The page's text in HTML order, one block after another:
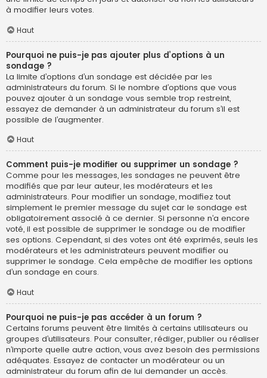
à modifier leurs votes.
Haut
Pourquoi ne puis-je pas ajouter plus d’options à un
sondage ?
La limite d’options d’un sondage est décidée par les
administrateurs du forum. Si le nombre d’options que vous
pouvez ajouter à un sondage vous semble trop restreint,
essayez de demander à un administrateur du forum s’il est
possible de l’augmenter.
Haut
Comment puis-je modifier ou supprimer un sondage ?
Comme pour les messages, les sondages ne peuvent être
modifiés que par leur auteur, les modérateurs et les
administrateurs. Pour modifier un sondage, modifiez tout
simplement le premier message du sujet car le sondage est
obligatoirement associé à ce dernier. Si personne n’a encore
voté, il est possible de supprimer le sondage ou de modifier
ses options. Cependant, si des votes ont été exprimés, seuls les
modérateurs et les administrateurs peuvent modifier ou
supprimer le sondage. Cela empêche de modifier les options
d’un sondage en cours.
Haut
Pourquoi ne puis-je pas accéder à un forum ?
Certains forums peuvent être limités à certains utilisateurs ou
groupes d’utilisateurs. Pour consulter, rédiger, publier ou réaliser
n’importe quelle autre action, vous avez besoin des permissions
adéquates. Essayez de contacter un modérateur ou un
administrateur du forum afin de lui demander un accès.